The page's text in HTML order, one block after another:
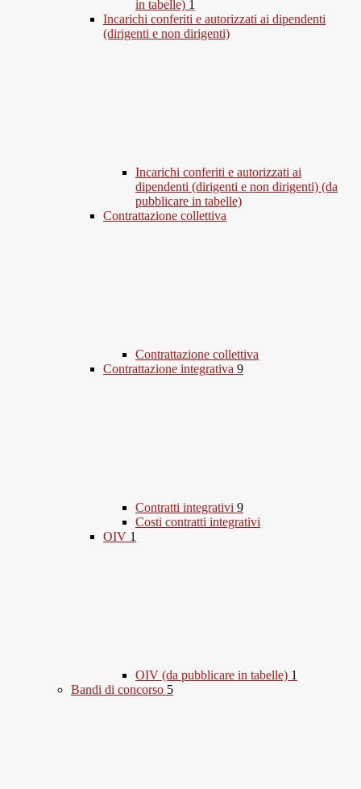
in tabelle) 1
Incarichi conferiti e autorizzati ai dipendenti
(dirigenti e non dirigenti)
Incarichi conferiti e autorizzati ai
dipendenti (dirigenti e non dirigenti) (da
pubblicare in tabelle)
Contrattazione collettiva
Contrattazione collettiva
Contrattazione integrativa 9
Contratti integrativi 9
Costi contratti integrativi
OIV 1
OIV (da pubblicare in tabelle) 1
Bandi di concorso 5